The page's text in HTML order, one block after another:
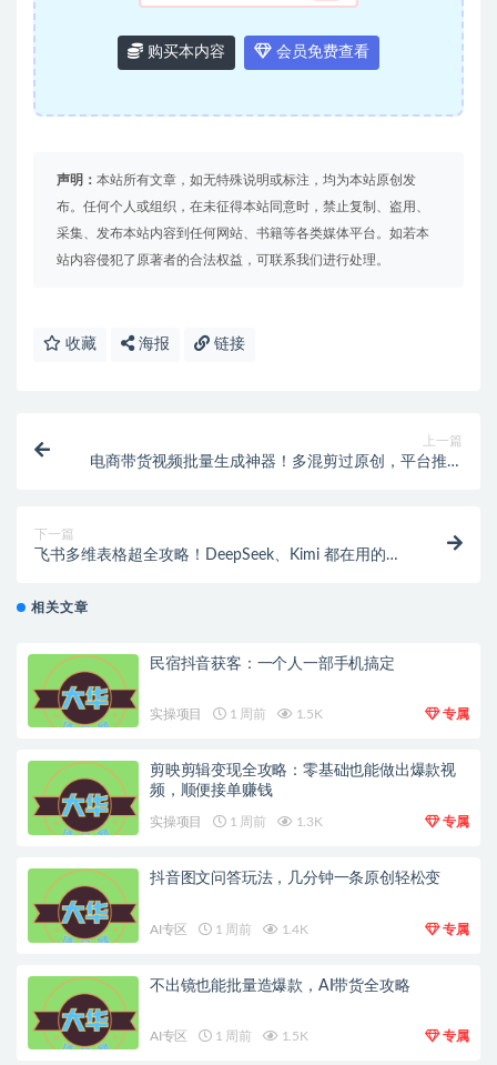
购买本内容 会员免费查看
声明： 本站所有文章，如无特殊说明或标注，均为本站原创发
布。任何个人或组织，在未征得本站同意时，禁止复制、盗用、
采集、发布本站内容到任何网站、书籍等各类媒体平台。如若本
站内容侵犯了原著者的合法权益，可联系我们进行处理。
收藏 海报 链接
上一篇
电商带货视频批量生成神器！多混剪过原创，平台推荐
下一篇
飞书多维表格超全攻略！DeepSeek、Kimi 都在用的神
相关文章
民宿抖音获客：一个人一部手机搞定
实操项目 1 周前 1.5K 专属
剪映剪辑变现全攻略：零基础也能做出爆款视
频，顺便接单赚钱
实操项目 1 周前 1.3K 专属
抖音图文问答玩法，几分钟一条原创轻松变
AI专区 1 周前 1.4K 专属
不出镜也能批量造爆款，AI带货全攻略
AI专区 1 周前 1.5K 专属